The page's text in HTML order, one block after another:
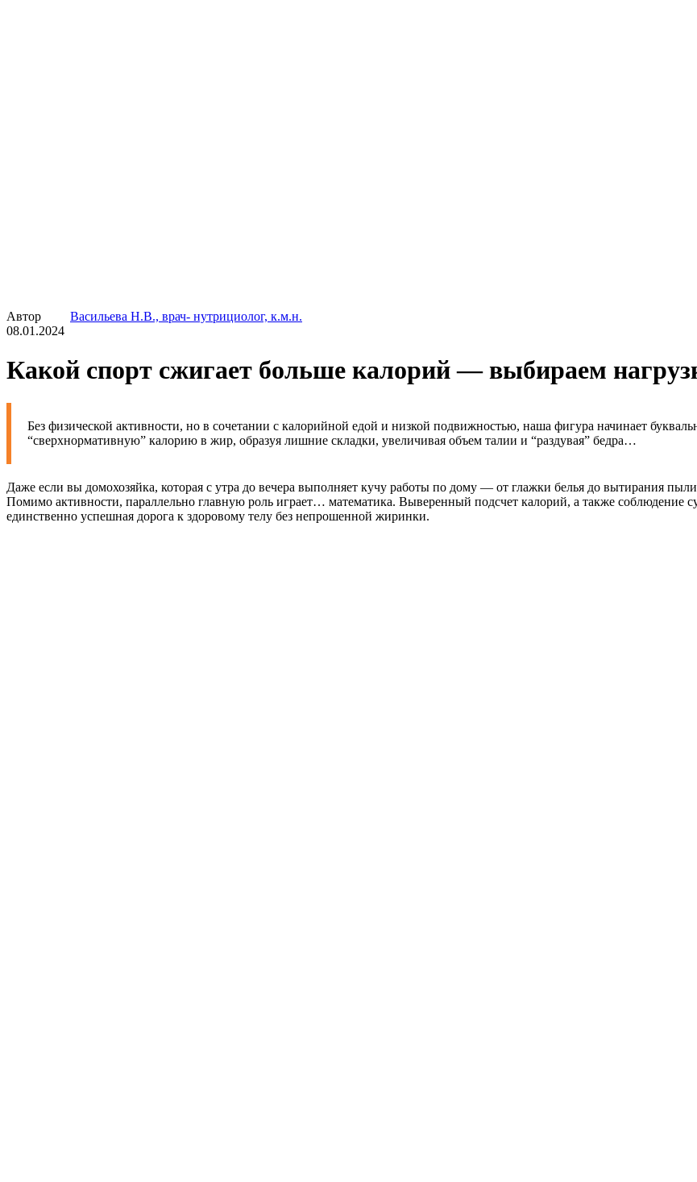
Автор
Васильева Н.В., врач- нутрициолог, к.м.н.
08.01.2024
Какой спорт сжигает больше калорий — выбираем
Без физической активности, но в сочетании с калорийной едой и низкой подвижностью, наша фигура начинает
“сверхнормативную” калорию в жир, образуя лишние складки, увеличивая объем талии и “раздувая” бедра…
Даже если вы домохозяйка, которая с утра до вечера выполняет кучу работы по дому — от глажки белья до вытирания
Помимо активности, параллельно главную роль играет… математика. Выверенный подсчет калорий, а также соблюдение
единственно успешная дорога к здоровому телу без непрошенной жиринки.